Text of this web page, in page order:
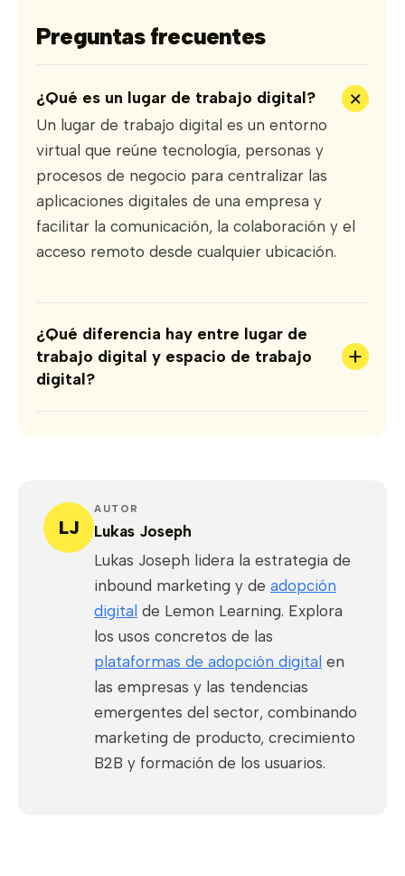
Preguntas frecuentes
¿Qué es un lugar de trabajo digital? +
Un lugar de trabajo digital es un entorno
virtual que reúne tecnología, personas y
procesos de negocio para centralizar las
aplicaciones digitales de una empresa y
facilitar la comunicación, la colaboración y el
acceso remoto desde cualquier ubicación.
¿Qué diferencia hay entre lugar de
trabajo digital y espacio de trabajo
digital?
+
LJ
AUTOR
Lukas Joseph
Lukas Joseph lidera la estrategia de
inbound marketing y de adopción
digital de Lemon Learning. Explora
los usos concretos de las
plataformas de adopción digital en
las empresas y las tendencias
emergentes del sector, combinando
marketing de producto, crecimiento
B2B y formación de los usuarios.